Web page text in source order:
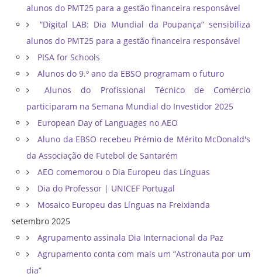
alunos do PMT25 para a gestão financeira responsável
“Digital LAB: Dia Mundial da Poupança” sensibiliza
alunos do PMT25 para a gestão financeira responsável
PISA for Schools
Alunos do 9.º ano da EBSO programam o futuro
Alunos do Profissional Técnico de Comércio
participaram na Semana Mundial do Investidor 2025
European Day of Languages no AEO
Aluno da EBSO recebeu Prémio de Mérito McDonald's
da Associação de Futebol de Santarém
AEO comemorou o Dia Europeu das Línguas
Dia do Professor | UNICEF Portugal
Mosaico Europeu das Línguas na Freixianda
setembro 2025
Agrupamento assinala Dia Internacional da Paz
Agrupamento conta com mais um “Astronauta por um
dia”